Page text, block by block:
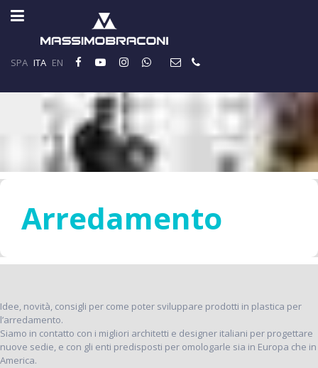
SPA ITA EN
Arredamento
Idee, novità, consigli per come poter sviluppare prodotti in plastica per
l’arredamento.
Siamo in contatto con i migliori architetti e designer italiani per progettare
nuove sedie, e con gli enti predisposti per omologarle sia in Europa che in
America.